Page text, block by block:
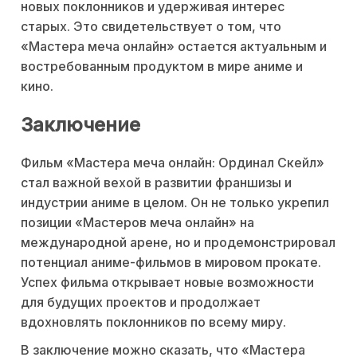
новых поклонников и удерживая интерес
старых. Это свидетельствует о том, что
«Мастера меча онлайн» остается актуальным и
востребованным продуктом в мире аниме и
кино.
Заключение
Фильм «Мастера меча онлайн: Ординал Скейл»
стал важной вехой в развитии франшизы и
индустрии аниме в целом. Он не только укрепил
позиции «Мастеров меча онлайн» на
международной арене, но и продемонстрировал
потенциал аниме-фильмов в мировом прокате.
Успех фильма открывает новые возможности
для будущих проектов и продолжает
вдохновлять поклонников по всему миру.
В заключение можно сказать, что «Мастера